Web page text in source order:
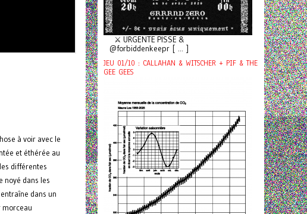
à voir avec le
et éthérée au
différentes
noyé dans les
dans un
morceau
⚔️ URGENTE PISSE &
@forbiddenkeepr [ ... ]
JEU 01/10 : CALLAHAN & WITSCHER + PIF & THE
GEE GEES